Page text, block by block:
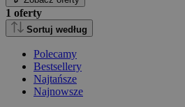
1 oferty
Sortuj według
Polecamy
Bestsellery
Najtańsze
Najnowsze